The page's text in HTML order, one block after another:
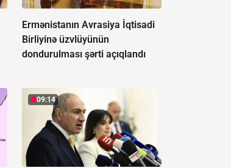
Ermənistanın Avrasiya İqtisadi
Birliyinə üzvlüyünün
dondurulması şərti açıqlandı
09:14